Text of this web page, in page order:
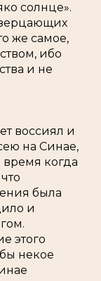
солнце».
же самое,
ибо
и не
воссиял и
на Синае,
время когда
была
и
этого
некое